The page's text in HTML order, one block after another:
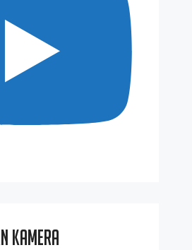
Kamera